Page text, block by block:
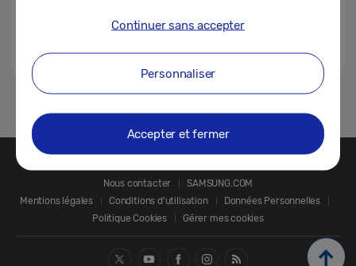
Nous contacter
SAMSUNG.COM
Mentions légales
Conditions d’utilisation
Données Personnelles
Politique Cookies
Gérer mes cookies
Continuer sans accepter
Personnaliser
Accepter et fermer